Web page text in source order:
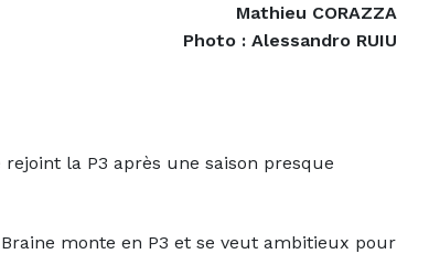
Mathieu CORAZZA
Photo : Alessandro RUIU
rejoint la P3 après une saison presque
Braine monte en P3 et se veut ambitieux pour